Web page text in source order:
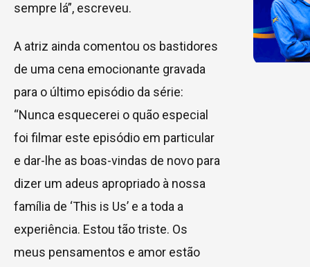
sempre lá”, escreveu.
A atriz ainda comentou os bastidores
de uma cena emocionante gravada
para o último episódio da série:
“Nunca esquecerei o quão especial
foi filmar este episódio em particular
e dar-lhe as boas-vindas de novo para
dizer um adeus apropriado à nossa
família de ‘This is Us’ e a toda a
experiência. Estou tão triste. Os
meus pensamentos e amor estão